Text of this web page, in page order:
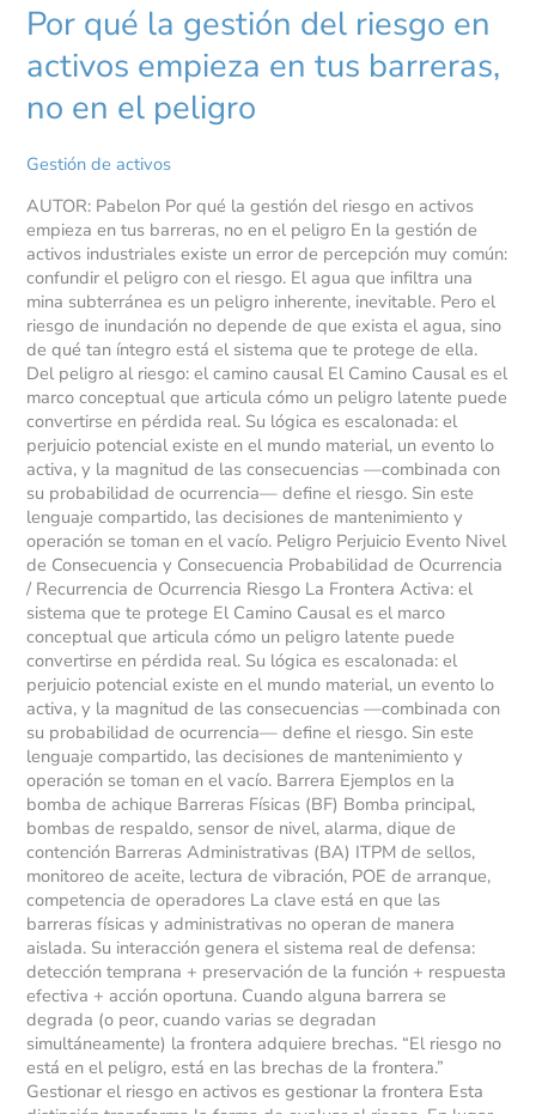
Por qué la gestión del riesgo en
activos empieza en tus barreras,
no en el peligro
Gestión de activos
AUTOR: Pabelon Por qué la gestión del riesgo en activos
empieza en tus barreras, no en el peligro En la gestión de
activos industriales existe un error de percepción muy común:
confundir el peligro con el riesgo. El agua que infiltra una
mina subterránea es un peligro inherente, inevitable. Pero el
riesgo de inundación no depende de que exista el agua, sino
de qué tan íntegro está el sistema que te protege de ella.
Del peligro al riesgo: el camino causal El Camino Causal es el
marco conceptual que articula cómo un peligro latente puede
convertirse en pérdida real. Su lógica es escalonada: el
perjuicio potencial existe en el mundo material, un evento lo
activa, y la magnitud de las consecuencias —combinada con
su probabilidad de ocurrencia— define el riesgo. Sin este
lenguaje compartido, las decisiones de mantenimiento y
operación se toman en el vacío. Peligro Perjuicio Evento Nivel
de Consecuencia y Consecuencia Probabilidad de Ocurrencia
/ Recurrencia de Ocurrencia Riesgo La Frontera Activa: el
sistema que te protege El Camino Causal es el marco
conceptual que articula cómo un peligro latente puede
convertirse en pérdida real. Su lógica es escalonada: el
perjuicio potencial existe en el mundo material, un evento lo
activa, y la magnitud de las consecuencias —combinada con
su probabilidad de ocurrencia— define el riesgo. Sin este
lenguaje compartido, las decisiones de mantenimiento y
operación se toman en el vacío. Barrera Ejemplos en la
bomba de achique Barreras Físicas (BF) Bomba principal,
bombas de respaldo, sensor de nivel, alarma, dique de
contención Barreras Administrativas (BA) ITPM de sellos,
monitoreo de aceite, lectura de vibración, POE de arranque,
competencia de operadores La clave está en que las
barreras físicas y administrativas no operan de manera
aislada. Su interacción genera el sistema real de defensa:
detección temprana + preservación de la función + respuesta
efectiva + acción oportuna. Cuando alguna barrera se
degrada (o peor, cuando varias se degradan
simultáneamente) la frontera adquiere brechas. “El riesgo no
está en el peligro, está en las brechas de la frontera.”
Gestionar el riesgo en activos es gestionar la frontera Esta